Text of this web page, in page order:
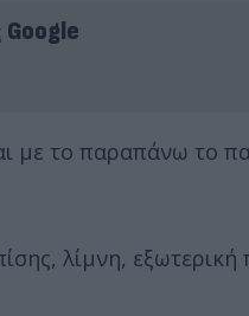
Google
με το παραπάνω το
λίμνη, εξωτερική